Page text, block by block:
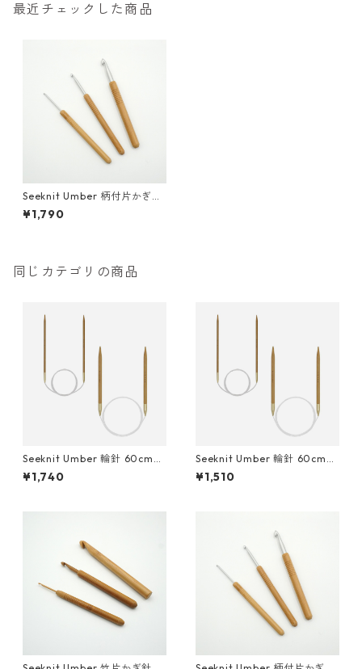
最近チェックした商品
Seeknit Umber 柄付片かぎ針
¥1,790
同じカテゴリの商品
Seeknit Umber 輪針 60cm
[9.0mm、10.0mm]
¥1,740
Seeknit Umber 輪針 60cm
[7.0mm、8.0mm]
¥1,510